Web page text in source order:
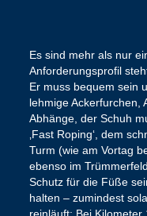
Es sind mehr als nur
Anforderungsprofil
Er muss bequem sein
lehmige Ackerfurchen,
Abhänge, der Schuh
‚Fast Roping‘, dem
Turm (wie am Vortag
ebenso im
Schutz für die Füße
halten – zumindest